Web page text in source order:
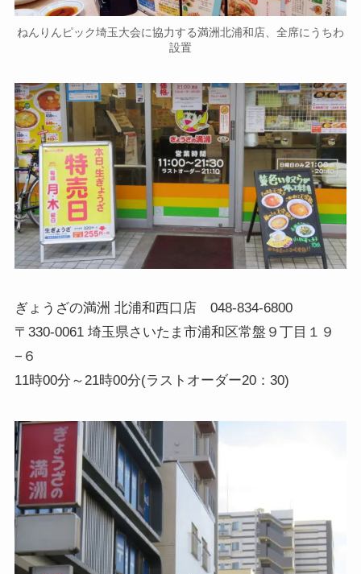
ねんりんピック埼玉大会に協力する満洲北浦和店、全席にうちわ
設置
ぎょうざの満洲 北浦和西口店 048-834-6800
〒330-0061 埼玉県さいたま市浦和区常盤９丁目１９
−６
11時00分～21時00分(ラストオーダー20：30)